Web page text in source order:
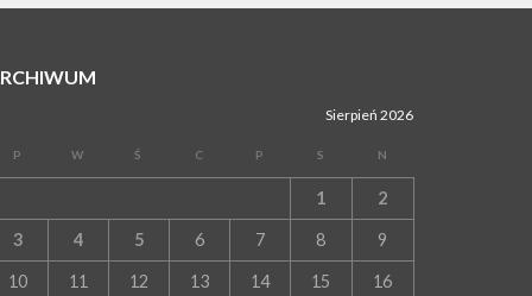
Sierpień 2026
P W Ś C P S N
1 2
3 4 5 6 7 8 9
10 11 12 13 14 15 16